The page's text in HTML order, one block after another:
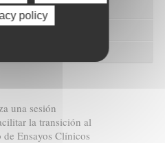
una sesión
la transición al
Ensayos Clínicos
policy